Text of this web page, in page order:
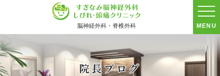
脳神経外科・脊椎外科 MENU
院長ブログ